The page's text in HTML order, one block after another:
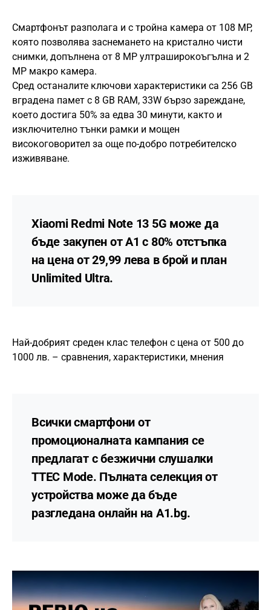
Смартфонът разполага и с тройна камера от 108 MP,
която позволява заснемането на кристално чисти
снимки, допълнена от 8 MP ултраширокоъгълна и 2
MP макро камера.
Сред останалите ключови характеристики са 256 GB
вградена памет с 8 GB RAM, 33W бързо зареждане,
което достига 50% за едва 30 минути, както и
изключително тънки рамки и мощен
високоговорител за още по-добро потребителско
изживяване.
Xiaomi Redmi Note 13 5G може да
бъде закупен от А1 с 80% отстъпка
на цена от 29,99 лева в брой и план
Unlimited Ultra.
Най-добрият среден клас телефон с цена от 500 до
1000 лв. – сравнения, характеристики, мнения
Всички смартфони от
промоционалната кампания се
предлагат с безжични слушалки
TTEC Mode. Пълната селекция от
устройства може да бъде
разгледана онлайн на A1.bg.